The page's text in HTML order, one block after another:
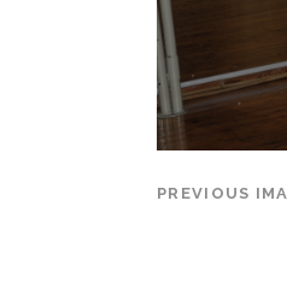
PREVIOUS